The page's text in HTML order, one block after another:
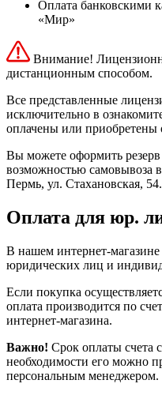
Оплата банковскими
«Мир»
Внимание!
дистанционным способом.
Все представленные
исключительно в
оплачены или приобретены
Вы можете оформить
возможностью самовывоза
Пермь, ул. Стахановская, 54.
Оплата для юр.
В нашем интернет-магазине
юридических лиц и
Если покупка
оплата производится по
интернет-магазина.
Важно! Срок оплаты счета
необходимости его можно
персональным менеджером.